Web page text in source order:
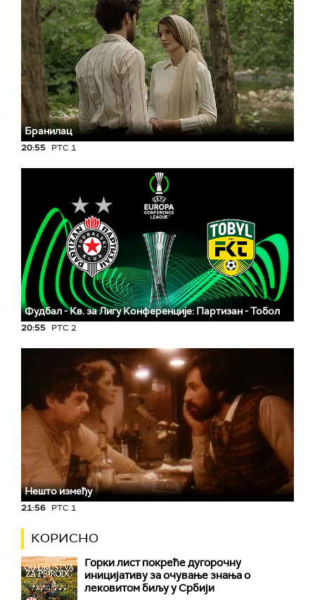
Бранилац
20:55 РТС 1
Фудбал - Кв. за Лигу Конференције: Партизан - Тобол
20:55 РТС 2
Нешто између
21:56 РТС 1
КОРИСНО
Горки лист покреће дугорочну
иницијативу за очување знања о
лековитом биљу у Србији